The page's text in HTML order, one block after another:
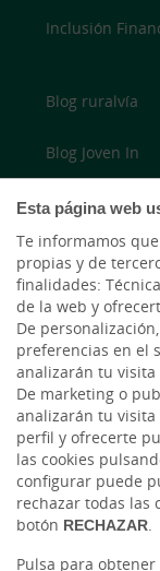
Esta página web
Te informamos
propias y de
finalidades:
de la web y
De
preferencias en el
analizarán tu visita
De marketing o
analizarán tu
perfil y ofrecerte
las cookies
configurar puede
rechazar todas las
botón RECHAZAR.
Pulsa para obtener
Inclusión
Blog ruralvía
Blog Joven In
Twitter
YouTube
LinkedIn
Cambio de